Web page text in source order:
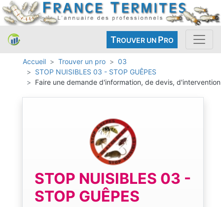
TROUVER UN PRO
Accueil Trouver un pro
03
STOP NUISIBLES 03 - STOP GUÊPES
Faire une demande d'information, de devis, d'intervention
STOP NUISIBLES 03 -
STOP GUÊPES